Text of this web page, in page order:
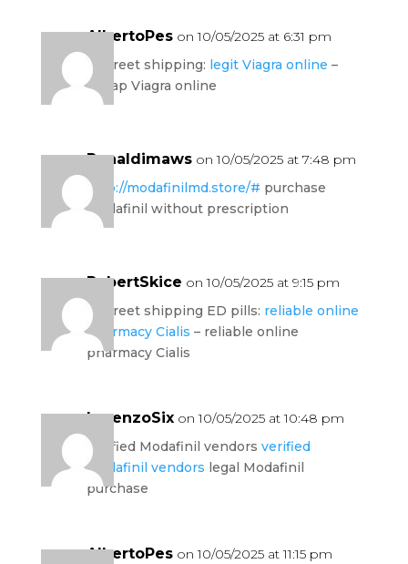
AlbertoPes on 10/05/2025 at 6:31 pm
discreet shipping: legit Viagra online –
cheap Viagra online
Ronaldimaws on 10/05/2025 at 7:48 pm
http://modafinilmd.store/# purchase
Modafinil without prescription
RobertSkice on 10/05/2025 at 9:15 pm
discreet shipping ED pills: reliable online
pharmacy Cialis – reliable online
pharmacy Cialis
LorenzoSix on 10/05/2025 at 10:48 pm
verified Modafinil vendors verified
Modafinil vendors legal Modafinil
purchase
AlbertoPes on 10/05/2025 at 11:15 pm